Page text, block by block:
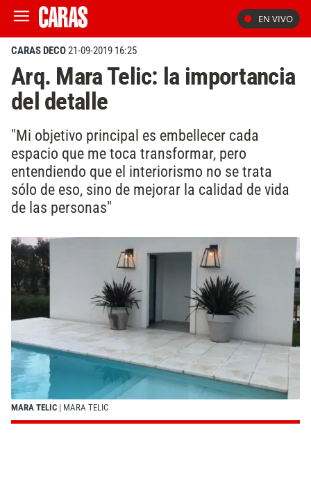
EN VIVO
CARAS DECO21-09-2019 16:25
Arq. Mara Telic: la importancia
del detalle
"Mi objetivo principal es embellecer cada
espacio que me toca transformar, pero
entendiendo que el interiorismo no se trata
sólo de eso, sino de mejorar la calidad de vida
de las personas"
MARA TELIC | MARA TELIC